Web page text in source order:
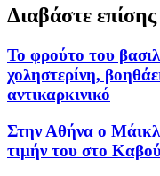
Διαβάστε επίσης
Το φρούτο του
χοληστερίνη,
αντικαρκινικό
Στην Αθήνα ο Μάικλ
τιμήν του στο